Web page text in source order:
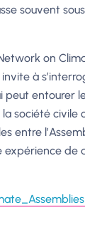
souvent
on
à
entourer
société civile
entre
expérience de